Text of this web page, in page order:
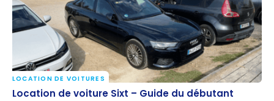
Location de voiture Sixt – Guide du débutant
LOCATION DE VOITURES
Location de voiture Sixt – Guide du débutant